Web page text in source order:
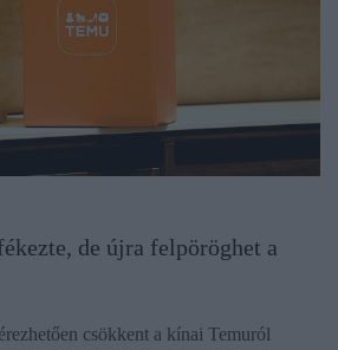
de újra felpöröghet a
csökkent a kínai Temuról